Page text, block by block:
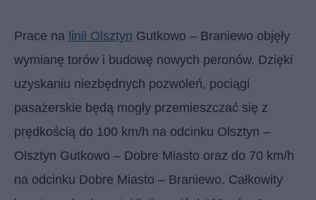
Prace na linii Olsztyn Gutkowo – Braniewo objęły
wymianę torów i budowę nowych peronów. Dzięki
uzyskaniu niezbędnych pozwoleń, pociągi
pasażerskie będą mogły przemieszczać się z
prędkością do 100 km/h na odcinku Olsztyn –
Olsztyn Gutkowo – Dobre Miasto oraz do 70 km/h
na odcinku Dobre Miasto – Braniewo. Całkowity